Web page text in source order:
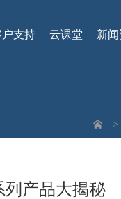
户支持 云课堂 新
>
列产品大揭秘